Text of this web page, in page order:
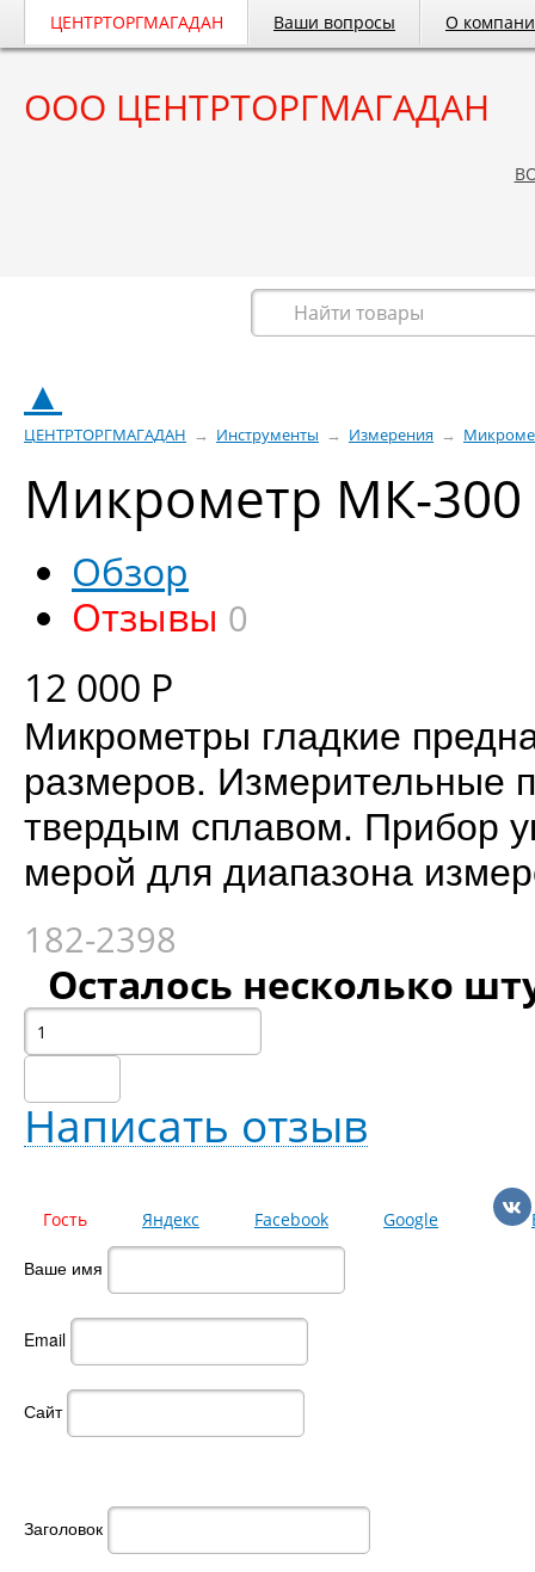
ЦЕНТРТОРГМАГАДАН Ваши вопросы О
ООО ЦЕНТРТОРГМАГАДАН
▲
ЦЕНТРТОРГМАГАДАН → Инструменты → Измерения →
Микрометр МК-300
Обзор
Отзывы 0
12 000 Р
Микрометры гладкие
размеров. Измерительные
твердым сплавом. Прибор
мерой для диапазона
182-2398
Осталось несколько
Написать отзыв
Гость Яндекс Facebook Google
Ваше имя
Email
Сайт
Заголовок